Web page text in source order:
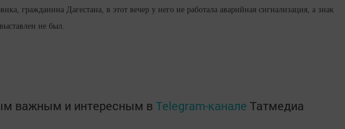
гражданина Дагестана, в этот вечер у него не работала аварийная сигнализация, а знак
не был.
важным и интересным в Telegram-канале Татмедиа